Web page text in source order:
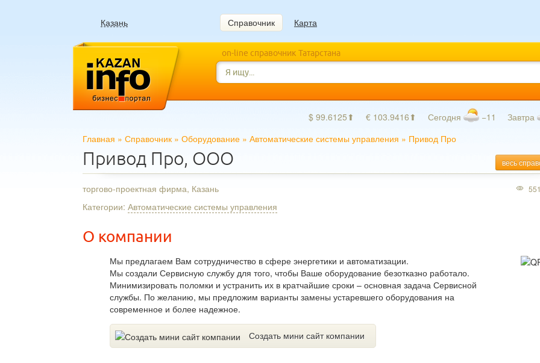
Казань Справочник Карта
on-line справочник Татарстана
$ 99.6125⬆ € 103.9416⬆ Сегодня −11 Завтра
Главная » Справочник » Оборудование » Автоматические системы управления » Привод Про
весь
Привод Про, ООО
торгово-проектная фирма, Казань
Категории: Автоматические системы управления
О компании
Мы предлагаем Вам сотрудничество в сфере энергетики и автоматизации.
Мы создали Сервисную службу для того, чтобы Ваше оборудование безотказно работало.
Минимизировать поломки и устранить их в кратчайшие сроки – основная задача Сервисной
службы. По желанию, мы предложим варианты замены устаревшего оборудования на
современное и более надежное.
Создать мини сайт компании
551